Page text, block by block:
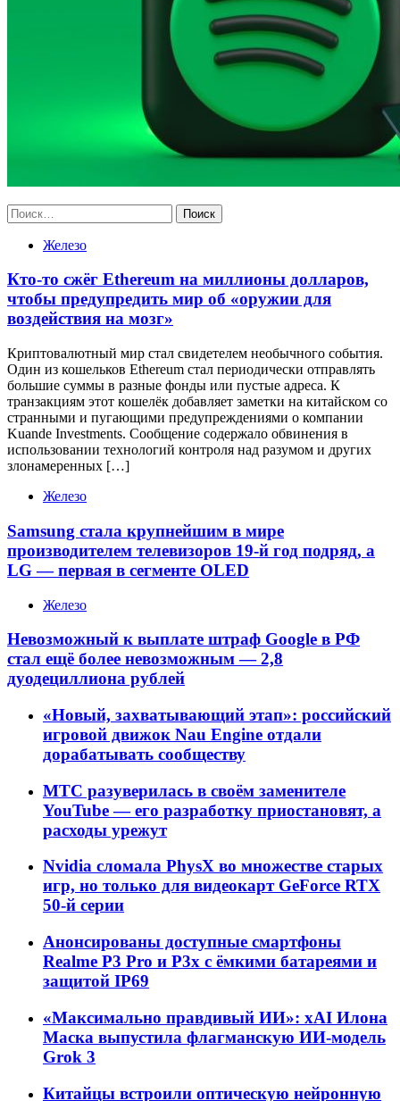
Найти:
Железо
Кто-то сжёг Ethereum на миллионы долларов,
чтобы предупредить мир об «оружии для
воздействия на мозг»
Криптовалютный мир стал свидетелем необычного события.
Один из кошельков Ethereum стал периодически отправлять
большие суммы в разные фонды или пустые адреса. К
транзакциям этот кошелёк добавляет заметки на китайском со
странными и пугающими предупреждениями о компании
Kuande Investments. Сообщение содержало обвинения в
использовании технологий контроля над разумом и других
злонамеренных […]
Железо
Samsung стала крупнейшим в мире
производителем телевизоров 19-й год подряд, а
LG — первая в сегменте OLED
Железо
Невозможный к выплате штраф Google в РФ
стал ещё более невозможным — 2,8
дуодециллиона рублей
«Новый, захватывающий этап»: российский
игровой движок Nau Engine отдали
дорабатывать сообществу
МТС разуверилась в своём заменителе
YouTube — его разработку приостановят, а
расходы урежут
Nvidia сломала PhysX во множестве старых
игр, но только для видеокарт GeForce RTX
50-й серии
Анонсированы доступные смартфоны
Realme P3 Pro и P3x с ёмкими батареями и
защитой IP69
«Максимально правдивый ИИ»: xAI Илона
Маска выпустила флагманскую ИИ-модель
Grok 3
Китайцы встроили оптическую нейронную